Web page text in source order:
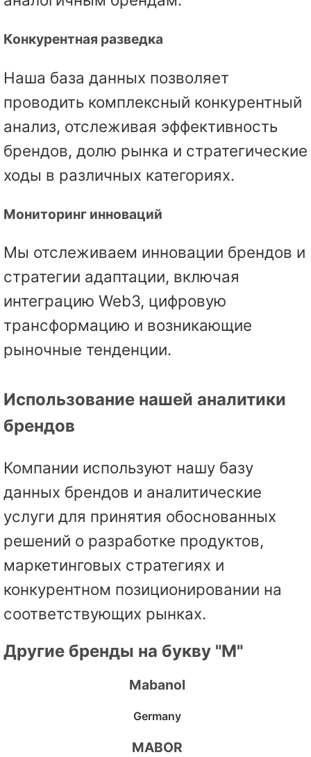
Конкурентная разведка
Наша база данных позволяет
проводить комплексный конкурентный
анализ, отслеживая эффективность
брендов, долю рынка и стратегические
ходы в различных категориях.
Мониторинг инноваций
Мы отслеживаем инновации брендов и
стратегии адаптации, включая
интеграцию Web3, цифровую
трансформацию и возникающие
рыночные тенденции.
Использование нашей аналитики
брендов
Компании используют нашу базу
данных брендов и аналитические
услуги для принятия обоснованных
решений о разработке продуктов,
маркетинговых стратегиях и
конкурентном позиционировании на
соответствующих рынках.
Другие бренды на букву "M"
Mabanol
Germany
MABOR